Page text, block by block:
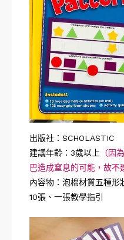
出版社：SCHOLASTIC
建議年齡：3歲以上 （因
巴造成窒息的可能，故不
內容物：泡棉材質五種形
10張、一張教學指引